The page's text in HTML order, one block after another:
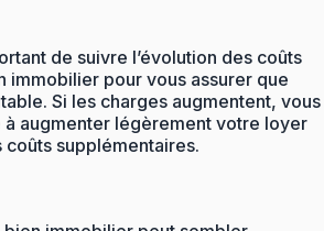
de suivre l’évolution des coûts
immobilier pour vous assurer que
Si les charges augmentent, vous
augmenter légèrement votre loyer
supplémentaires.